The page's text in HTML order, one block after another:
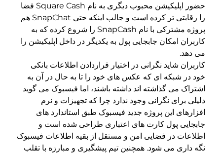
حضور اپلیکیشن محبوب دیگری به نام Square Cash فضا
را رقابتی تر کرده است و جالب اینکه حتی SnapChat هم
پروژه مشترکی با نام SnapCash را شروع کرده که به
کاربران امکان جابجایی پول به یکدیگر در داخل اپلیکیشن را
می دهد.
کاربران شاید نگرانی در اختیار قراردادن اطلاعات بانکی
خود در شبکه ای که عکس های خود را تا به حال در آن به
اشتراک می گذاشته اند داشته باشند، اما فیسبوک می گوید
دلیلی برای نگرانی وجود ندارد چرا که تجهیزات و نرم
افزارهای این پروژه جدید فیسبوک طبق استاندارد های
جابجایی پول کارت های اعتباری طراحی شده است و
اطلاعات در فضایی امن و مستقل از بقیه اطلاعات فیسبوک
نگه داری می شود. همچنین تیم پیشگیری و مبارزه با تقلب